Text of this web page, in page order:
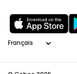
Langage